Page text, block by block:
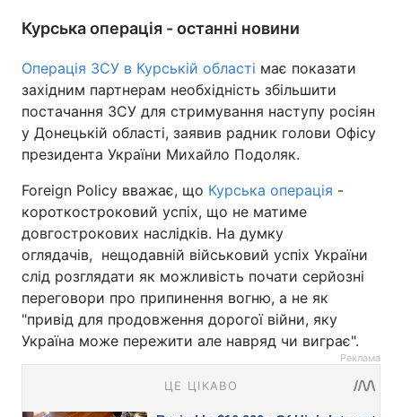
Курська операція - останні новини
Операція ЗСУ в Курській області має показати
західним партнерам необхідність збільшити
постачання ЗСУ для стримування наступу росіян
у Донецькій області, заявив радник голови Офісу
президента України Михайло Подоляк.
Foreign Policy вважає, що Курська операція -
короткостроковий успіх, що не матиме
довгострокових наслідків. На думку
оглядачів, нещодавній військовий успіх України
слід розглядати як можливість почати серйозні
переговори про припинення вогню, а не як
"привід для продовження дорогої війни, яку
Україна може пережити але навряд чи виграє".
Реклама